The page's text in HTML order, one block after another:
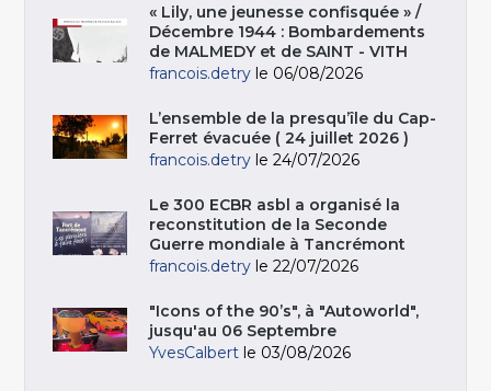
« Lily, une jeunesse confisquée » /
Décembre 1944 : Bombardements
de MALMEDY et de SAINT - VITH
francois.detry le 06/08/2026
L’ensemble de la presqu’île du Cap-
Ferret évacuée ( 24 juillet 2026 )
francois.detry le 24/07/2026
Le 300 ECBR asbl a organisé la
reconstitution de la Seconde
Guerre mondiale à Tancrémont
francois.detry le 22/07/2026
"Icons of the 90’s", à "Autoworld",
jusqu'au 06 Septembre
YvesCalbert le 03/08/2026